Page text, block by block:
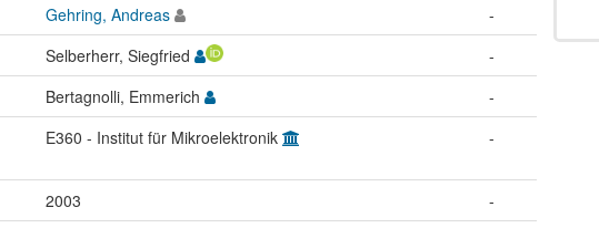
Gehring, Andreas
-
Selberherr, Siegfried
-
Bertagnolli, Emmerich
-
E360 - Institut für Mikroelektronik -
2003
-